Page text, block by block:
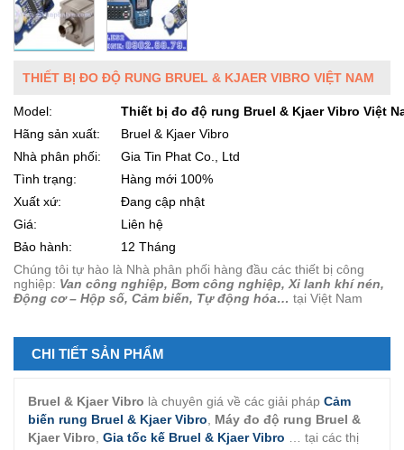
THIẾT BỊ ĐO ĐỘ RUNG BRUEL & KJAER VIBRO VIỆT NAM
Model:
Thiết bị đo độ rung Bruel & Kjaer Vibro Việt
Hãng sản xuất:
Bruel & Kjaer Vibro
Nhà phân phối:
Gia Tin Phat Co., Ltd
Tình trạng:
Hàng mới 100%
Xuất xứ:
Đang cập nhật
Giá:
Liên hệ
Bảo hành:
12 Tháng
Chúng tôi tự hào là Nhà phân phối hàng đầu các thiết bị công
nghiệp: Van công nghiệp, Bơm công nghiệp, Xi lanh khí nén,
Động cơ – Hộp số, Cảm biến, Tự động hóa… tại Việt Nam
CHI TIẾT SẢN PHẨM
Bruel & Kjaer Vibro là chuyên giá về các giải pháp Cảm
biến rung Bruel & Kjaer Vibro
Máy đo độ rung Bruel &
Kjaer Vibro Gia tốc kế Bruel & Kjaer Vibro … tại các thị